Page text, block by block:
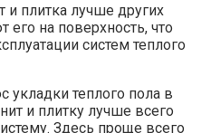
и плитка лучше других
его на поверхность, что
систем теплого
укладки теплого пола в
и плитку лучше всего
Здесь проще всего